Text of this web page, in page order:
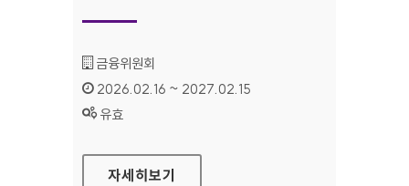
기관명 :
금융위원회
인증기간 :
2026.02.16 ~ 2027.02.15
상태 :
유효
금융규제·법령해석포털
자세히보기